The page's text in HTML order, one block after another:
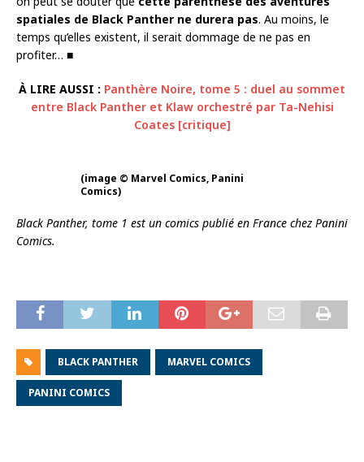
spatiales de Black Panther ne durera pas. Au moins, le
temps qu’elles existent, il serait dommage de ne pas en
profiter… ■
À LIRE AUSSI : Panthère Noire, tome 5 : duel au sommet
entre Black Panther et Klaw orchestré par Ta-Nehisi
Coates [critique]
(image © Marvel Comics, Panini
Comics)
Black Panther, tome 1 est un comics publié en France chez Panini
Comics.
BLACK PANTHER MARVEL COMICS
PANINI COMICS